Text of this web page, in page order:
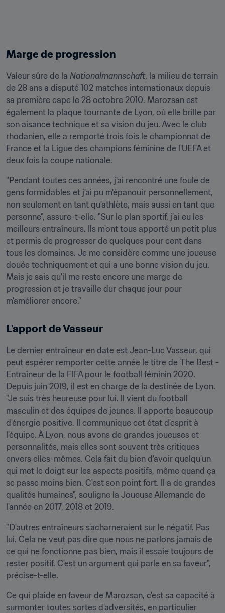
Marge de progression
Valeur sûre de la Nationalmannschaft, la milieu de terrain
de 28 ans a disputé 102 matches internationaux depuis
sa première cape le 28 octobre 2010. Marozsan est
également la plaque tournante de Lyon, où elle brille par
son aisance technique et sa vision du jeu. Avec le club
rhodanien, elle a remporté trois fois le championnat de
France et la Ligue des champions féminine de l'UEFA et
deux fois la coupe nationale.
"Pendant toutes ces années, j'ai rencontré une foule de
gens formidables et j'ai pu m'épanouir personnellement,
non seulement en tant qu'athlète, mais aussi en tant que
personne", assure-t-elle. "Sur le plan sportif, j'ai eu les
meilleurs entraîneurs. Ils m'ont tous apporté un petit plus
et permis de progresser de quelques pour cent dans
tous les domaines. Je me considère comme une joueuse
douée techniquement et qui a une bonne vision du jeu.
Mais je sais qu'il me reste encore une marge de
progression et je travaille dur chaque jour pour
m'améliorer encore."
L'apport de Vasseur
Le dernier entraîneur en date est Jean-Luc Vasseur, qui
peut espérer remporter cette année le titre de The Best -
Entraîneur de la FIFA pour le football féminin 2020.
Depuis juin 2019, il est en charge de la destinée de Lyon.
"Je suis très heureuse pour lui. Il vient du football
masculin et des équipes de jeunes. Il apporte beaucoup
d'énergie positive. Il communique cet état d'esprit à
l'équipe. À Lyon, nous avons de grandes joueuses et
personnalités, mais elles sont souvent très critiques
envers elles-mêmes. Cela fait du bien d'avoir quelqu'un
qui met le doigt sur les aspects positifs, même quand ça
se passe moins bien. C'est son point fort. Il a de grandes
qualités humaines", souligne la Joueuse Allemande de
l'année en 2017, 2018 et 2019.
"D'autres entraîneurs s'acharneraient sur le négatif. Pas
lui. Cela ne veut pas dire que nous ne parlons jamais de
ce qui ne fonctionne pas bien, mais il essaie toujours de
rester positif. C'est un argument qui parle en sa faveur",
précise-t-elle.
Ce qui plaide en faveur de Marozsan, c'est sa capacité à
surmonter toutes sortes d'adversités, en particulier